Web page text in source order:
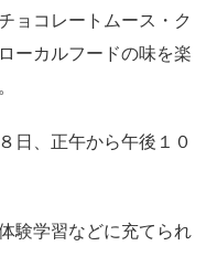
ョコレートムース・ク
ーカルフードの味を楽
日、正午から午後１０
験学習などに充てられ